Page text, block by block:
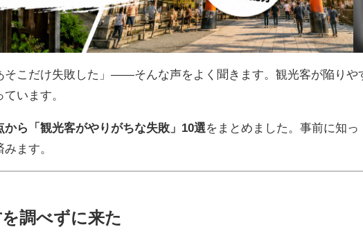
こだけ失敗した」——そんな声をよく聞きます。観光客が陥りや
います。
から「観光客がやりがちな失敗」10選をまとめました。事前に知っ
ます。
調べずに来た